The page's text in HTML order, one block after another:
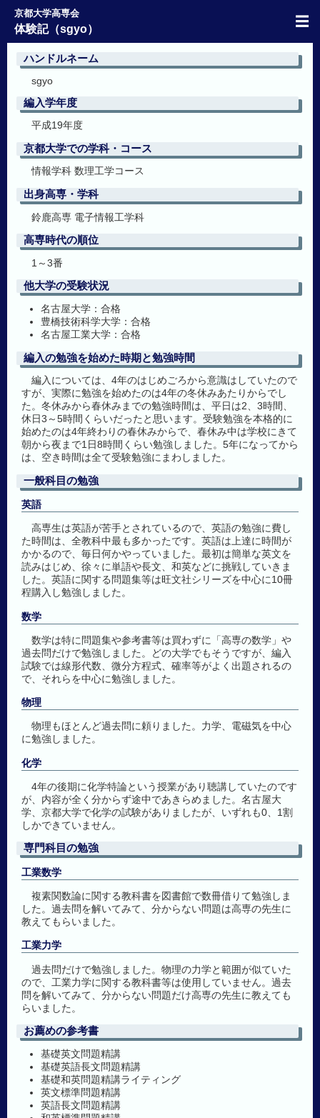
京都大学高専会
体験記（sgyo） ☰
ハンドルネーム
sgyo
編入学年度
平成19年度
京都大学での学科・コース
情報学科 数理工学コース
出身高専・学科
鈴鹿高専 電子情報工学科
高専時代の順位
1～3番
他大学の受験状況
名古屋大学：合格
豊橋技術科学大学：合格
名古屋工業大学：合格
編入の勉強を始めた時期と勉強時間
編入については、4年のはじめごろから意識はしていたので
すが、実際に勉強を始めたのは4年の冬休みあたりからでし
た。冬休みから春休みまでの勉強時間は、平日は2、3時間、
休日3～5時間くらいだったと思います。受験勉強を本格的に
始めたのは4年終わりの春休みからで、春休み中は学校にきて
朝から夜まで1日8時間くらい勉強しました。5年になってから
は、空き時間は全て受験勉強にまわしました。
一般科目の勉強
英語
高専生は英語が苦手とされているので、英語の勉強に費し
た時間は、全教科中最も多かったです。英語は上達に時間が
かかるので、毎日何かやっていました。最初は簡単な英文を
読みはじめ、徐々に単語や長文、和英などに挑戦していきま
した。英語に関する問題集等は旺文社シリーズを中心に10冊
程購入し勉強しました。
数学
数学は特に問題集や参考書等は買わずに「高専の数学」や
過去問だけで勉強しました。どの大学でもそうですが、編入
試験では線形代数、微分方程式、確率等がよく出題されるの
で、それらを中心に勉強しました。
物理
物理もほとんど過去問に頼りました。力学、電磁気を中心
に勉強しました。
化学
4年の後期に化学特論という授業があり聴講していたのです
が、内容が全く分からず途中であきらめました。名古屋大
学、京都大学で化学の試験がありましたが、いずれも0、1割
しかできていません。
専門科目の勉強
工業数学
複素関数論に関する教科書を図書館で数冊借りて勉強しま
した。過去問を解いてみて、分からない問題は高専の先生に
教えてもらいました。
工業力学
過去問だけで勉強しました。物理の力学と範囲が似ていた
ので、工業力学に関する教科書等は使用していません。過去
問を解いてみて、分からない問題だけ高専の先生に教えても
らいました。
お薦めの参考書
基礎英文問題精講
基礎英語長文問題精講
基礎和英問題精講ライティング
英文標準問題精講
英語長文問題精講